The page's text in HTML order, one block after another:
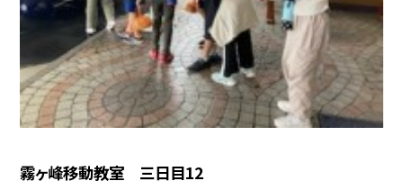
霧ヶ峰移動教室 三日目12